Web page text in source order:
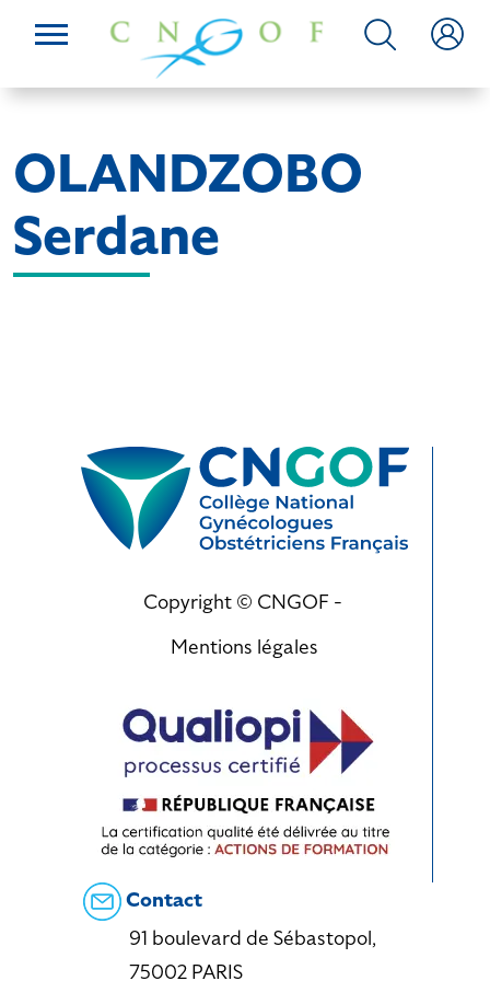
OLANDZOBO
Serdane
Copyright © CNGOF -
Mentions légales
Contact
91 boulevard de Sébastopol,
75002 PARIS